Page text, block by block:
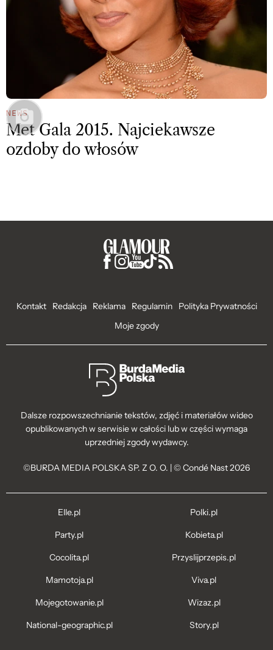
NEWS
Met Gala 2015. Najciekawsze
ozdoby do włosów
Kontakt Redakcja Reklama Regulamin
Polityka Prywatności
Moje zgody
Dalsze rozpowszechnianie tekstów, zdjęć i materiałów wideo
opublikowanych w serwisie w całości lub w części wymaga
uprzedniej zgody wydawcy.
©BURDA MEDIA POLSKA SP. Z O. O. | © Condé Nast 2026
Elle.pl
Party.pl
Cocolita.pl
Mamotoja.pl
Mojegotowanie.pl
National-geographic.pl
Polki.pl
Kobieta.pl
Przyslijprzepis.pl
Viva.pl
Wizaz.pl
Story.pl